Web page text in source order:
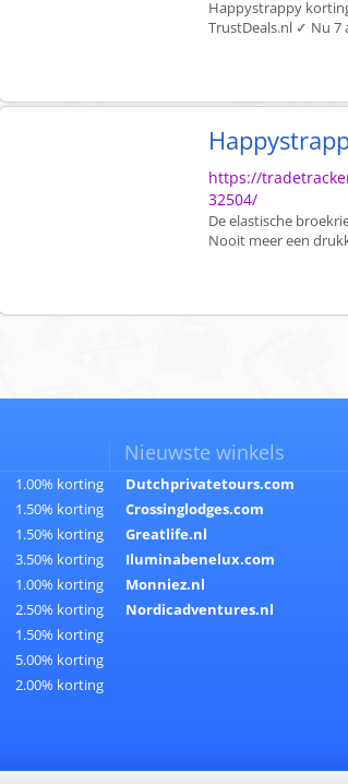
Happystrappy
TrustDeals.nl ✓ Nu 7
https://
32504/
De elastische
Nooit meer een
1.00% korting
1.50% korting
1.50% korting
3.50% korting
1.00% korting
2.50% korting
1.50% korting
5.00% korting
2.00% korting
Nieuwste winkels
Dutchprivatetours.com
Crossinglodges.com
Greatlife.nl
Iluminabenelux.com
Monniez.nl
Nordicadventures.nl